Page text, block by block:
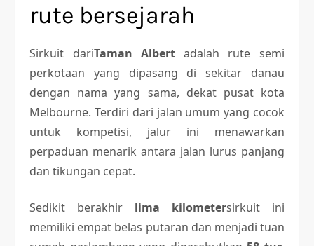
rute bersejarah
Sirkuit dariTaman Albertadalah rute semi
perkotaan yang dipasang di sekitar danau
dengan nama yang sama, dekat pusat kota
Melbourne. Terdiri dari jalan umum yang cocok
untuk kompetisi, jalur ini menawarkan
perpaduan menarik antara jalan lurus panjang
dan tikungan cepat.
Sedikit berakhir lima kilometersirkuit ini
memiliki empat belas putaran dan menjadi tuan